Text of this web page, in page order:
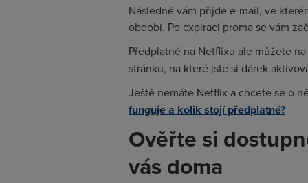
Následně vám přijde e-mail, ve
období. Po expiraci proma se vám
Předplatné na Netflixu ale můžete
stránku, na které jste si dárek
Ještě nemáte Netflix a chcete se o
funguje a kolik stojí předplatné?
Ověřte si
vás doma